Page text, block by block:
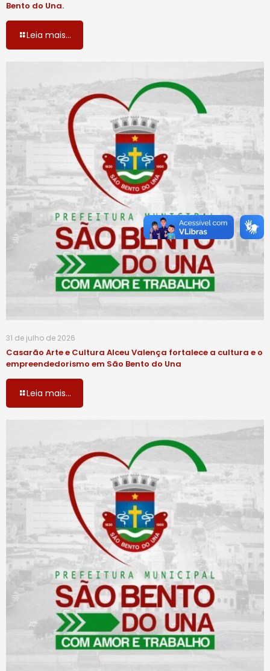
Bento do Una.
Leia mais...
31 de julho de 2026
Casarão Arte e Cultura Alceu Valença fortalece a cultura e o
empreendedorismo em São Bento do Una
Leia mais...